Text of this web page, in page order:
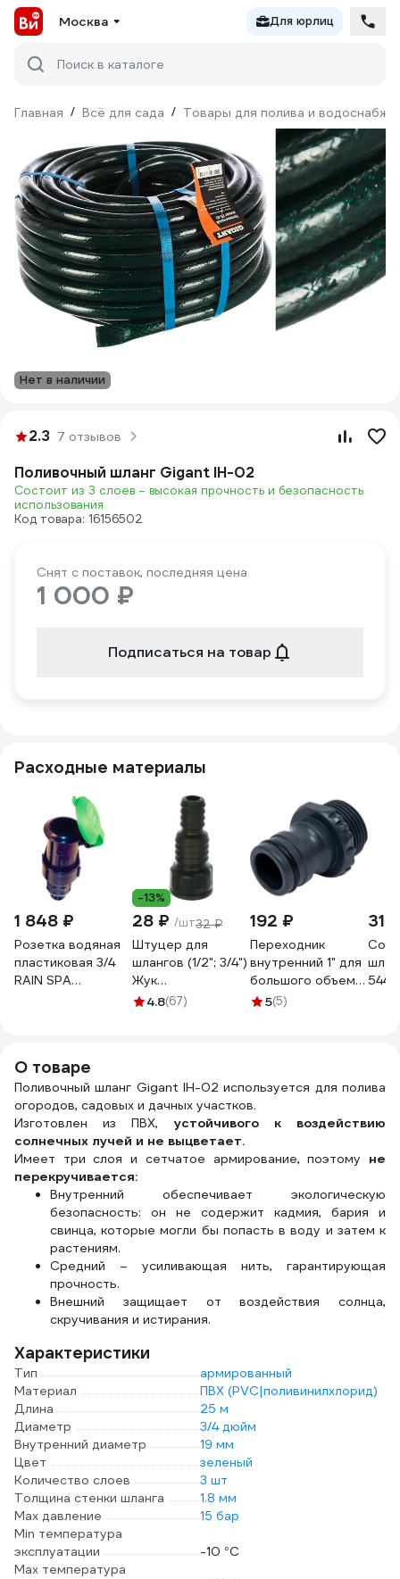
Москва Для юрлиц
Поиск в каталоге
Главная / Всё для сада / Товары для полива и
Нет в наличии
2.3 7 отзывов
Поливочный шланг Gigant IH-02
Состоит из 3 слоев – высокая прочность и безопасность
использования
Код товара: 16156502
Снят с поставок, последняя цена
1 000 ₽
Подписаться на товар
Расходные материалы
1 848 ₽
Розетка водяная
пластиковая 3/4
RAIN SPA
-13%
28 ₽ /шт32 ₽
Штуцер для
шлангов (1/2"; 3/4")
Жук
4607156364411
4.8(67)
192 ₽
Переходник
внутренний 1" для
большого объема
воды USP 77396
5(5)
О товаре
Поливочный шланг Gigant IH-02 используется для полива
огородов, садовых и дачных участков.
Изготовлен из ПВХ, устойчивого к воздействию
солнечных лучей и не выцветает.
Имеет три слоя и сетчатое армирование, поэтому не
перекручивается:
Внутренний обеспечивает экологическую
безопасность: он не содержит кадмия, бария и
свинца, которые могли бы попасть в воду и затем к
растениям.
Средний – усиливающая нить, гарантирующая
прочность.
Внешний защищает от воздействия солнца,
скручивания и истирания.
Характеристики
Тип
армированный
Материал
ПВХ (PVC|поливинилхлорид)
Длина
25 м
Диаметр
3/4 дюйм
Внутренний диаметр
19 мм
Цвет
зеленый
Количество слоев
3 шт
Толщина стенки шланга
1.8 мм
Max давление
15 бар
Min температура
эксплуатации
-10 °С
Мах температура